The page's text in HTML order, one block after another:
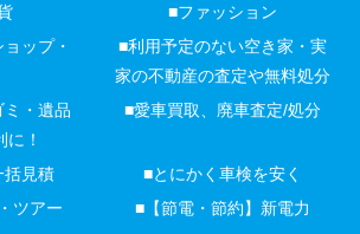
■ファッション
ップ・
■利用予定のない空き家・実
家の不動産の査定や無料処分
・遺品
！
■愛車買取、廃車査定/処分
括見積
■とにかく車検を安く
ツアー
■【節電・節約】新電力